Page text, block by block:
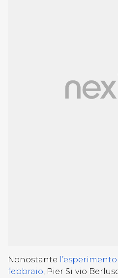
Nonostante
febbraio, Pier Silvio